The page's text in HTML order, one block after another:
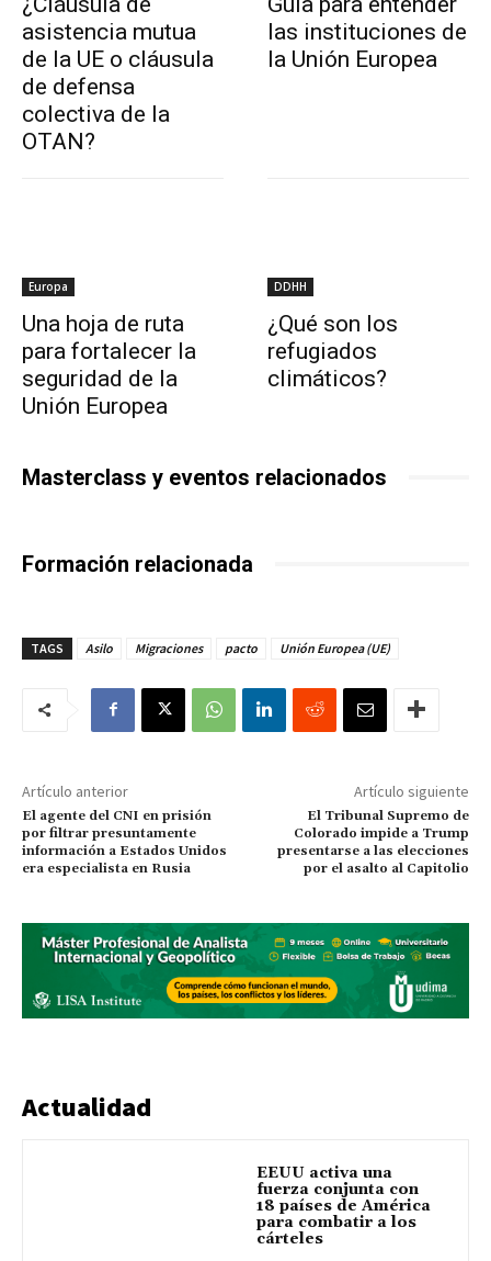
asistencia mutua
de la UE o cláusula
de defensa
colectiva de la
OTAN?
las instituciones de
la Unión Europea
Europa
Una hoja de ruta
para fortalecer la
seguridad de la
Unión Europea
DDHH
¿Qué son los
refugiados
climáticos?
Masterclass y eventos relacionados
Formación relacionada
TAGS Asilo Migraciones pacto Unión Europea (UE)
Artículo anterior
El agente del CNI en prisión
por filtrar presuntamente
información a Estados Unidos
era especialista en Rusia
Artículo siguiente
El Tribunal Supremo de
Colorado impide a Trump
presentarse a las elecciones
por el asalto al Capitolio
Actualidad
EEUU activa una
fuerza conjunta con
18 países de América
para combatir a los
cárteles